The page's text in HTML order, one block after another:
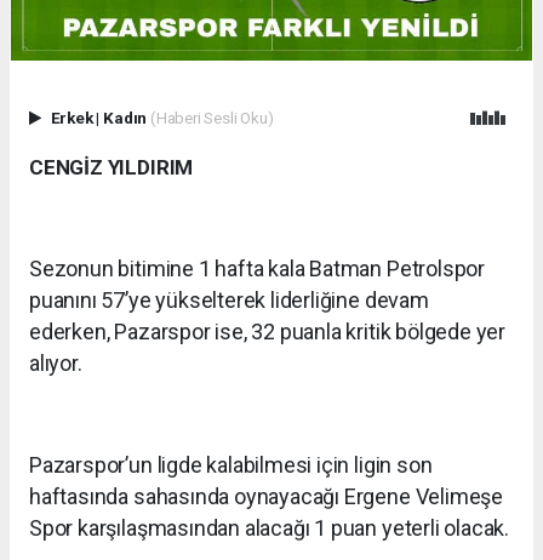
Erkek| Kadın (Haberi Sesli Oku)
CENGİZ YILDIRIM
Sezonun bitimine 1 hafta kala Batman Petrolspor
puanını 57’ye yükselterek liderliğine devam
ederken, Pazarspor ise, 32 puanla kritik bölgede yer
alıyor.
Pazarspor’un ligde kalabilmesi için ligin son
haftasında sahasında oynayacağı Ergene Velimeşe
Spor karşılaşmasından alacağı 1 puan yeterli olacak.